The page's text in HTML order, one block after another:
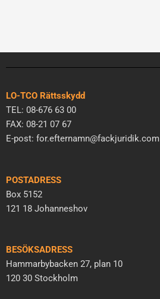
LO-TCO Rättsskydd
TEL: 08-676 63 00
FAX: 08-21 07 67
E-post: for.efternamn@fackjuridik.com
POSTADRESS
Box 5152
121 18 Johanneshov
BESÖKSADRESS
Hammarbybacken 27, plan 10
120 30 Stockholm